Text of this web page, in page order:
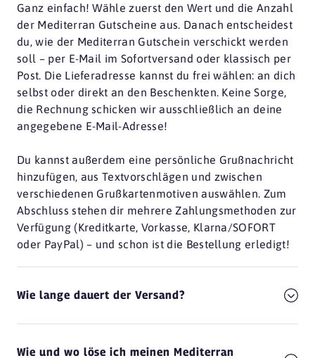
53227 Bonn
L'Osteria Bonn
53113 Bonn
L'Osteria
53332 Bornheim
L'Osteria
Justus
28197 Bremen
L'Osteria Bremen
28307 Bremen
Q1
28195 Bremen
RIVA
28359 Bremen
Ganz einfach! Wähle zuerst den Wert und die Anzahl
der Mediterran Gutscheine aus. Danach entscheidest
du, wie der Mediterran Gutschein verschickt werden
soll – per E-Mail im Sofortversand oder klassisch per
Post. Die Lieferadresse kannst du frei wählen: an dich
selbst oder direkt an den Beschenkten. Keine Sorge,
die Rechnung schicken wir ausschließlich an deine
angegebene E-Mail-Adresse!
Du kannst außerdem eine persönliche Grußnachricht
hinzufügen, aus Textvorschlägen und zwischen
verschiedenen Grußkartenmotiven auswählen. Zum
Abschluss stehen dir mehrere Zahlungsmethoden zur
Verfügung (Kreditkarte, Vorkasse, Klarna/SOFORT
oder PayPal) – und schon ist die Bestellung erledigt!
Wie lange dauert der Versand?
Wie und wo löse ich meinen Mediterran